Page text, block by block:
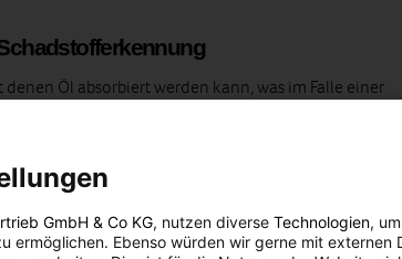
Öl absorbiert werden kann, was im Falle einer
Noch ein paar mehr Beispiele gefällig, was
Gerne: Mit Hilfe von Nanopartikeln entstehen
diese zum Teil auch aus der Umgebung
von bestimmten Nanopartikeln in Kraftstoffen
sich die entstehenden Emissionen reduzieren
Auch sie hat ihre Tücken. Aber warum?
GmbH & Co KG, nutzen diverse Technologien,
ermöglichen. Ebenso würden wir gerne mit externen